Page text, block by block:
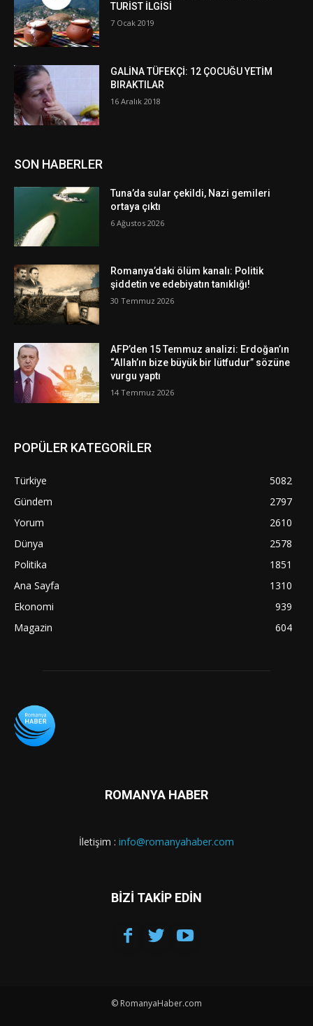
TURİST İLGİSİ
7 Ocak 2019
GALİNA TÜFEKÇİ: 12 ÇOCUĞU YETİM
BIRAKTILAR
16 Aralık 2018
SON HABERLER
Tuna’da sular çekildi, Nazi gemileri
ortaya çıktı
6 Ağustos 2026
Romanya’daki ölüm kanalı: Politik
şiddetin ve edebiyatın tanıklığı!
30 Temmuz 2026
AFP’den 15 Temmuz analizi: Erdoğan’ın
“Allah’ın bize büyük bir lütfudur” sözüne
vurgu yaptı
14 Temmuz 2026
POPÜLER KATEGORİLER
Türkiye
5082
Gündem
2797
Yorum
2610
Dünya
2578
Politika
1851
Ana Sayfa
1310
Ekonomi
939
Magazin
604
ROMANYA HABER
İletişim : info@romanyahaber.com
BİZİ TAKİP EDİN
© RomanyaHaber.com